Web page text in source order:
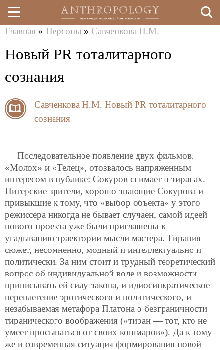
Перейти
к
здесь
Главная » Персоны » Савченкова Н.М.
Новый PR тоталитарного
сознания
Савченкова Н.М. Новый PR тоталитарного
сознания
Последовательное появление двух фильмов,
«Молох» и «Телец», отозвалось напряженным
интересом в публике: Сокуров снимает о тиранах.
Питерские зрители, хорошо знающие Сокурова и
привыкшие к тому, что «выбор объекта» у этого
режиссера никогда не бывает случаен, самой идеей
нового проекта уже были приглашены к
угадыванию траектории мысли мастера. Тирания —
сюжет, несомненно, модный и интеллектуально и
политически. За ним стоит и трудный теоретический
вопрос об индивидуальной воле и возможности
приписывать ей силу закона, и идиосинкратическое
переплетение эротического и политического, и
незабываемая метафора Платона о безграничности
тиранического воображения («тиран — тот, кто не
умеет просыпаться от своих кошмаров»). Да к тому
же и современная ситуация формирования новой